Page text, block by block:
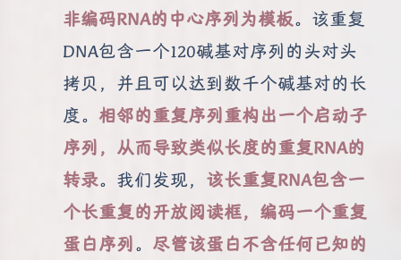
非编码RNA的中心序列为模板。该重复
DNA包含一个120碱基对序列的头对头
拷贝，并且可以达到数千个碱基对的长
度。 相邻的重复序列重构出一个启动子
序列，从而导致类似长度的重复RNA的
转录。我们发现， 该长重复RNA包含一
个长重复的开放阅读框，编码一个重复
蛋白序列。 尽管该蛋白不含任何已知的